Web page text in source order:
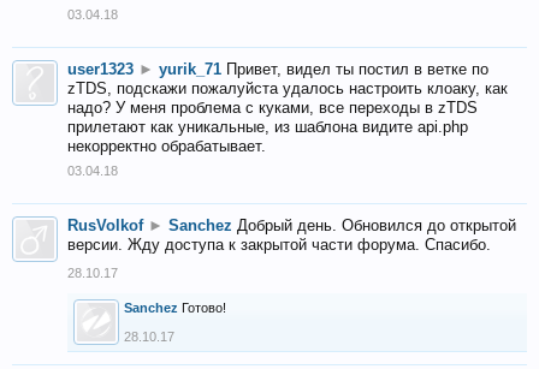
03.04.18
user1323 ► yurik_71 Привет, видел ты постил в ветке по
zTDS, подскажи пожалуйста удалось настроить клоаку, как
надо? У меня проблема с куками, все переходы в zTDS
прилетают как уникальные, из шаблона видите api.php
некорректно обрабатывает.
03.04.18
RusVolkof ► Sanchez Добрый день. Обновился до открытой
версии. Жду доступа к закрытой части форума. Спасибо.
28.10.17
Sanchez Готово!
28.10.17